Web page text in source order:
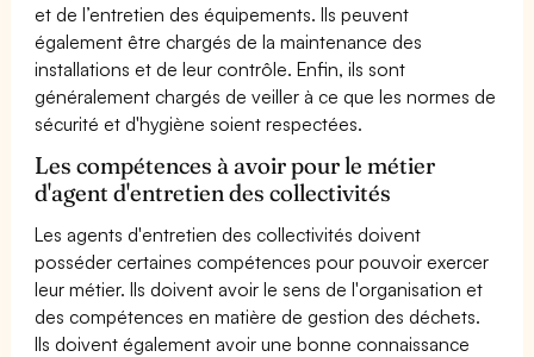
et de l’entretien des équipements. Ils peuvent
également être chargés de la maintenance des
installations et de leur contrôle. Enfin, ils sont
généralement chargés de veiller à ce que les normes de
sécurité et d'hygiène soient respectées.
Les compétences à avoir pour le métier
d'agent d'entretien des collectivités
Les agents d'entretien des collectivités doivent
posséder certaines compétences pour pouvoir exercer
leur métier. Ils doivent avoir le sens de l'organisation et
des compétences en matière de gestion des déchets.
Ils doivent également avoir une bonne connaissance